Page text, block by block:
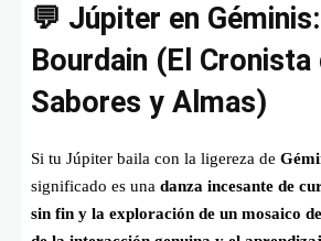
💬 Júpiter en
Bourdain (El Cronista
Sabores y Almas)
Si tu Júpiter baila con la ligereza de
significado es una danza incesante de
sin fin y la exploración de un mosaico